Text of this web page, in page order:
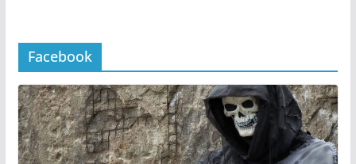
Facebook